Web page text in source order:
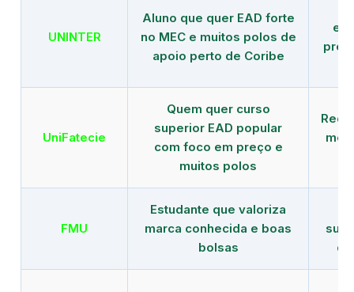
UNINTER
Aluno que quer EAD forte
no MEC e muitos polos de
apoio perto de Coribe
UniFatecie
Quem quer curso
superior EAD popular
com foco em preço e
muitos polos
FMU
Estudante que valoriza
marca conhecida e boas
bolsas